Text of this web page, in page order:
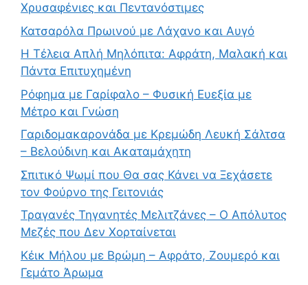
Χρυσαφένιες και Πεντανόστιμες
Κατσαρόλα Πρωινού με Λάχανο και Αυγό
Η Τέλεια Απλή Μηλόπιτα: Αφράτη, Μαλακή και
Πάντα Επιτυχημένη
Ρόφημα με Γαρίφαλο – Φυσική Ευεξία με
Μέτρο και Γνώση
Γαριδομακαρονάδα με Κρεμώδη Λευκή Σάλτσα
– Βελούδινη και Ακαταμάχητη
Σπιτικό Ψωμί που Θα σας Κάνει να Ξεχάσετε
τον Φούρνο της Γειτονιάς
Τραγανές Τηγανητές Μελιτζάνες – Ο Απόλυτος
Μεζές που Δεν Χορταίνεται
Κέικ Μήλου με Βρώμη – Αφράτο, Ζουμερό και
Γεμάτο Άρωμα